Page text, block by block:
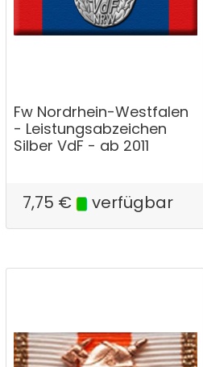
Fw Nordrhein-Westfalen
- Leistungsabzeichen
Silber VdF - ab 2011
7,75 € verfügbar